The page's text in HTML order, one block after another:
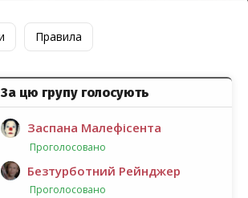
Правила
За цю групу голосують
Заспана Малефісента
Проголосовано
Безтурботний Рейнджер
Проголосовано